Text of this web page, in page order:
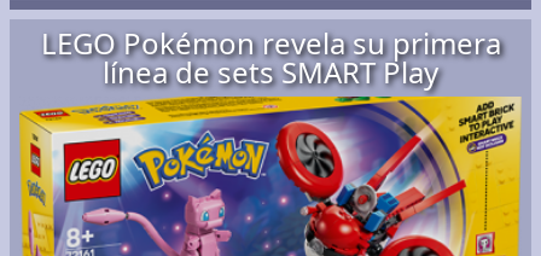
LEGO Pokémon revela su primera
línea de sets SMART Play